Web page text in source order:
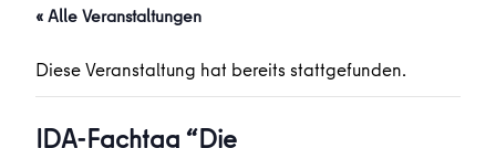
« Alle Veranstaltungen
Diese Veranstaltung hat bereits stattgefunden.
IDA-Fachtag “Die